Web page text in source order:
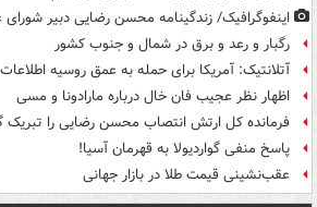
اینفوگرافیک/ زندگینامه محسن رضایی دبیر
رگبار و رعد و برق در شمال و جنوب کشور
آتلانتیک: آمریکا برای حمله به عمق روسیه
اظهار نظر عجیب فان خال درباره مارادونا و مسی
فرمانده کل ارتش انتصاب محسن رضایی را
پاسخ منفی گواردیولا به قهرمان آسیا!
عقب‌نشینی قیمت طلا در بازار جهانی